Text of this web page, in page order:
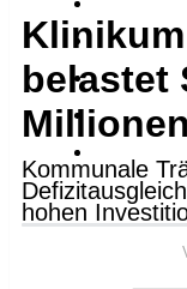
belastet
Kommunale
hohen